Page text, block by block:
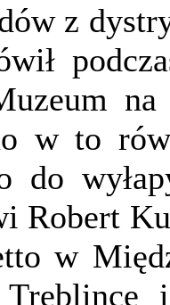
z
w to
do
Robert
w
Treblince